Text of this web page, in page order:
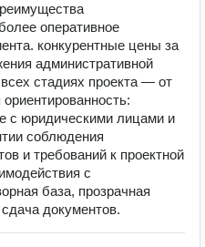
оперативное
конкурентные цены за
административной
стадиях проекта — от
с юридическими лицами и
соблюдения
и требований к проектной
с
база, прозрачная
документов.